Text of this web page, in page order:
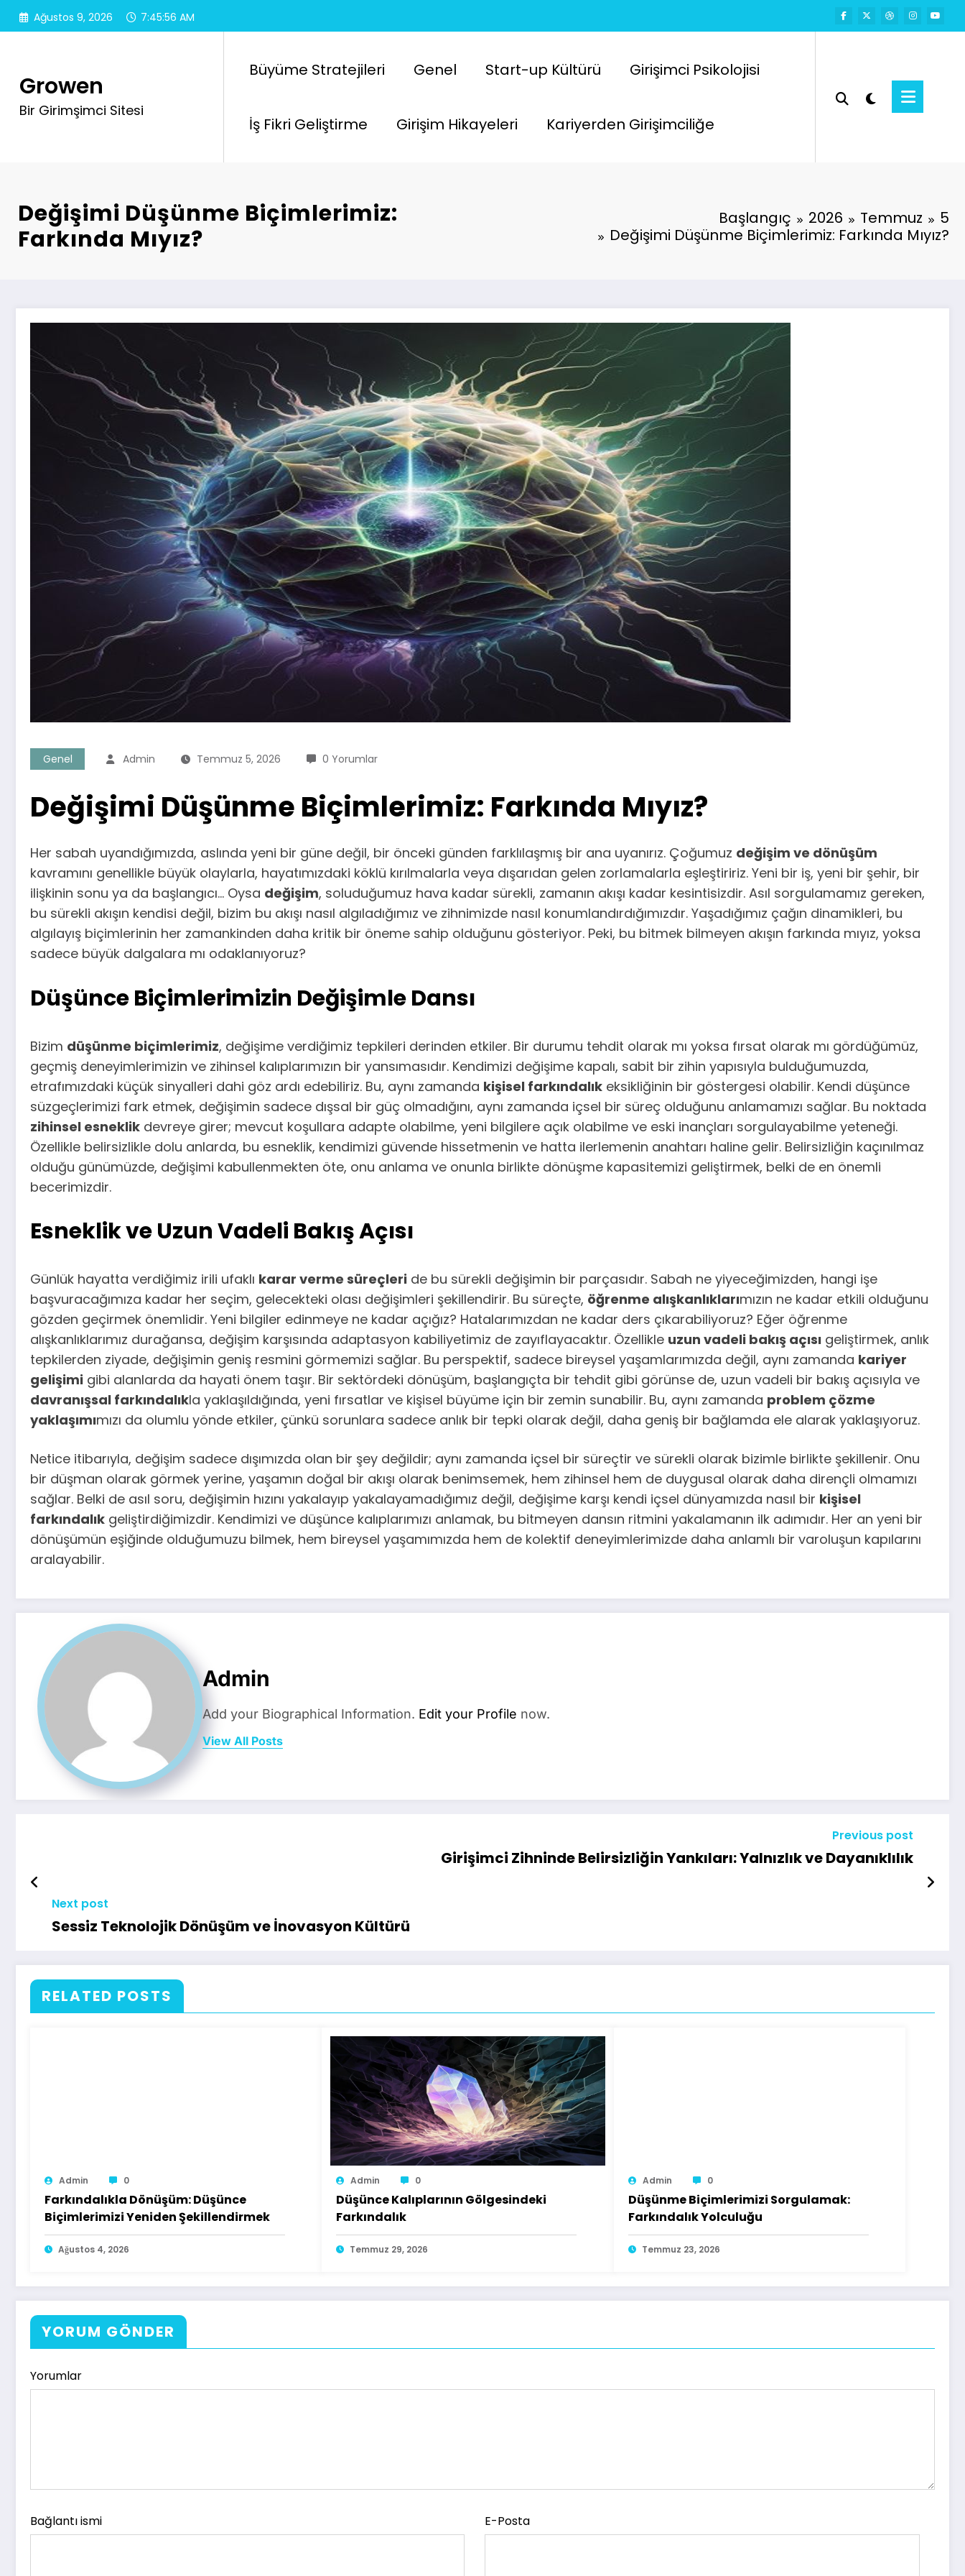
İçeriğe
atla
Ağustos 9, 2026 7:45:58 AM
Growen
Bir Girimşimci Sitesi
Büyüme Stratejileri Genel Start-up Kültürü Girişimci Psikolojisi
İş Fikri Geliştirme Girişim Hikayeleri Kariyerden Girişimciliğe
Değişimi Düşünme Biçimlerimiz:
Farkında Mıyız?
Başlangıç 2026 Temmuz
5
Değişimi Düşünme Biçimlerimiz: Farkında Mıyız?
Genel Admin Temmuz 5, 2026 0 Yorumlar
Değişimi Düşünme Biçimlerimiz: Farkında Mıyız?
Her sabah uyandığımızda, aslında yeni bir güne değil, bir önceki günden farklılaşmış bir ana uyanırız. Çoğumuz değişim ve dönüşüm
kavramını genellikle büyük olaylarla, hayatımızdaki köklü kırılmalarla veya dışarıdan gelen zorlamalarla eşleştiririz. Yeni bir iş, yeni bir şehir, bir
ilişkinin sonu ya da başlangıcı… Oysa değişim, soluduğumuz hava kadar sürekli, zamanın akışı kadar kesintisizdir. Asıl sorgulamamız gereken,
bu sürekli akışın kendisi değil, bizim bu akışı nasıl algıladığımız ve zihnimizde nasıl konumlandırdığımızdır. Yaşadığımız çağın dinamikleri, bu
algılayış biçimlerinin her zamankinden daha kritik bir öneme sahip olduğunu gösteriyor. Peki, bu bitmek bilmeyen akışın farkında mıyız, yoksa
sadece büyük dalgalara mı odaklanıyoruz?
Düşünce Biçimlerimizin Değişimle Dansı
Bizim düşünme biçimlerimiz, değişime verdiğimiz tepkileri derinden etkiler. Bir durumu tehdit olarak mı yoksa fırsat olarak mı gördüğümüz,
geçmiş deneyimlerimizin ve zihinsel kalıplarımızın bir yansımasıdır. Kendimizi değişime kapalı, sabit bir zihin yapısıyla bulduğumuzda,
etrafımızdaki küçük sinyalleri dahi göz ardı edebiliriz. Bu, aynı zamanda kişisel farkındalık eksikliğinin bir göstergesi olabilir. Kendi düşünce
süzgeçlerimizi fark etmek, değişimin sadece dışsal bir güç olmadığını, aynı zamanda içsel bir süreç olduğunu anlamamızı sağlar. Bu noktada
zihinsel esneklik devreye girer; mevcut koşullara adapte olabilme, yeni bilgilere açık olabilme ve eski inançları sorgulayabilme yeteneği.
Özellikle belirsizlikle dolu anlarda, bu esneklik, kendimizi güvende hissetmenin ve hatta ilerlemenin anahtarı haline gelir. Belirsizliğin kaçınılmaz
olduğu günümüzde, değişimi kabullenmekten öte, onu anlama ve onunla birlikte dönüşme kapasitemizi geliştirmek, belki de en önemli
becerimizdir.
Esneklik ve Uzun Vadeli Bakış Açısı
Günlük hayatta verdiğimiz irili ufaklı karar verme süreçleri de bu sürekli değişimin bir parçasıdır. Sabah ne yiyeceğimizden, hangi işe
başvuracağımıza kadar her seçim, gelecekteki olası değişimleri şekillendirir. Bu süreçte, öğrenme alışkanlıklarımızın ne kadar etkili olduğunu
gözden geçirmek önemlidir. Yeni bilgiler edinmeye ne kadar açığız? Hatalarımızdan ne kadar ders çıkarabiliyoruz? Eğer öğrenme
alışkanlıklarımız durağansa, değişim karşısında adaptasyon kabiliyetimiz de zayıflayacaktır. Özellikle uzun vadeli bakış açısı geliştirmek, anlık
tepkilerden ziyade, değişimin geniş resmini görmemizi sağlar. Bu perspektif, sadece bireysel yaşamlarımızda değil, aynı zamanda kariyer
gelişimi gibi alanlarda da hayati önem taşır. Bir sektördeki dönüşüm, başlangıçta bir tehdit gibi görünse de, uzun vadeli bir bakış açısıyla ve
davranışsal farkındalıkla yaklaşıldığında, yeni fırsatlar ve kişisel büyüme için bir zemin sunabilir. Bu, aynı zamanda problem çözme
yaklaşımımızı da olumlu yönde etkiler, çünkü sorunlara sadece anlık bir tepki olarak değil, daha geniş bir bağlamda ele alarak yaklaşıyoruz.
Netice itibarıyla, değişim sadece dışımızda olan bir şey değildir; aynı zamanda içsel bir süreçtir ve sürekli olarak bizimle birlikte şekillenir. Onu
bir düşman olarak görmek yerine, yaşamın doğal bir akışı olarak benimsemek, hem zihinsel hem de duygusal olarak daha dirençli olmamızı
sağlar. Belki de asıl soru, değişimin hızını yakalayıp yakalayamadığımız değil, değişime karşı kendi içsel dünyamızda nasıl bir kişisel
farkındalık geliştirdiğimizdir. Kendimizi ve düşünce kalıplarımızı anlamak, bu bitmeyen dansın ritmini yakalamanın ilk adımıdır. Her an yeni bir
dönüşümün eşiğinde olduğumuzu bilmek, hem bireysel yaşamımızda hem de kolektif deneyimlerimizde daha anlamlı bir varoluşun kapılarını
aralayabilir.
Admin
Add your Biographical Information. Edit your Profile now.
View All Posts
Previous post
Girişimci Zihninde Belirsizliğin Yankıları: Yalnızlık ve Dayanıklılık
Next post
Sessiz Teknolojik Dönüşüm ve İnovasyon Kültürü
RELATED POSTS
Admin 0
Farkındalıkla Dönüşüm: Düşünce
Biçimlerimizi Yeniden Şekillendirmek
Ağustos 4, 2026
Admin 0
Düşünce Kalıplarının Gölgesindeki
Farkındalık
Temmuz 29, 2026
Admin 0
Düşünme Biçimlerimizi Sorgulamak:
Farkındalık Yolculuğu
Temmuz 23, 2026
YORUM GÖNDER
Yorumlar
Bağlantı ismi E-Posta